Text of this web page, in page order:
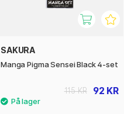
SAKURA
Manga Pigma Sensei Black 4-set
92 KR
115 KR